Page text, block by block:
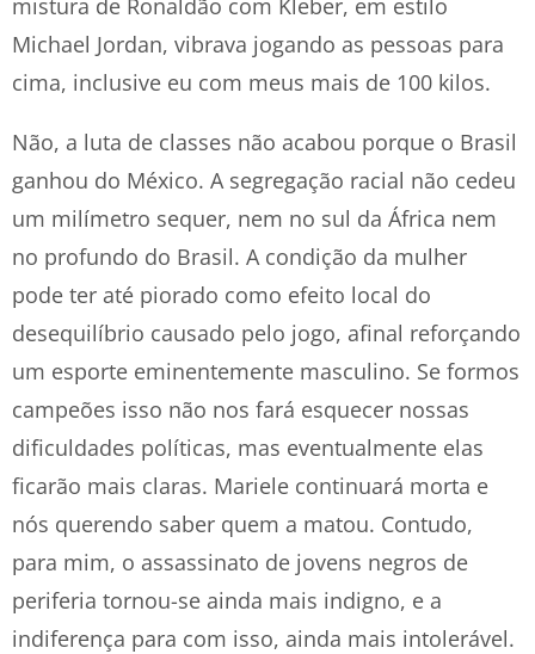
Michael Jordan, vibrava jogando as pessoas para
cima, inclusive eu com meus mais de 100 kilos.
Não, a luta de classes não acabou porque o Brasil
ganhou do México. A segregação racial não cedeu
um milímetro sequer, nem no sul da África nem
no profundo do Brasil. A condição da mulher
pode ter até piorado como efeito local do
desequilíbrio causado pelo jogo, afinal reforçando
um esporte eminentemente masculino. Se formos
campeões isso não nos fará esquecer nossas
dificuldades políticas, mas eventualmente elas
ficarão mais claras. Mariele continuará morta e
nós querendo saber quem a matou. Contudo,
para mim, o assassinato de jovens negros de
periferia tornou-se ainda mais indigno, e a
indiferença para com isso, ainda mais intolerável.